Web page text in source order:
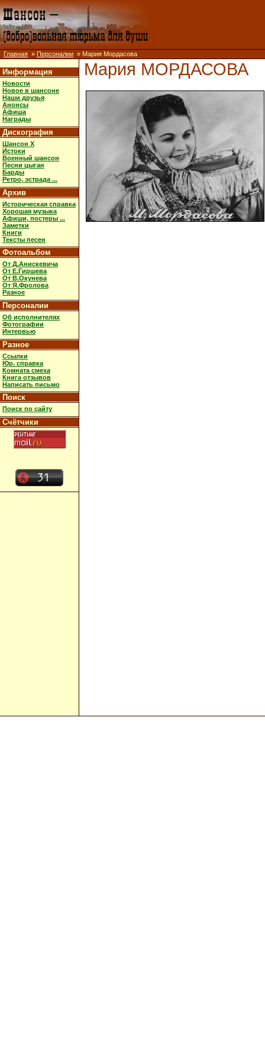
Главная » Персоналии » Мария Мордасова
Информация
Новости
Новое в шансоне
Наши друзья
Анонсы
Афиша
Награды
Дискография
Шансон X
Истоки
Военный шансон
Песни цыган
Барды
Ретро, эстрада ...
Архив
Историческая справка
Хорошая музыка
Афиши, постеры ...
Заметки
Книги
Тексты песен
Фотоальбом
От Д.Анискевича
От Е.Гиршева
От В.Окунева
От Я.Фролова
Разное
Персоналии
Об исполнителях
Фотографии
Интервью
Разное
Ссылки
Юр. справка
Комната смеха
Книга отзывов
Написать письмо
Поиск
Поиск по сайту
Счётчики
Мария МОРДАСОВА